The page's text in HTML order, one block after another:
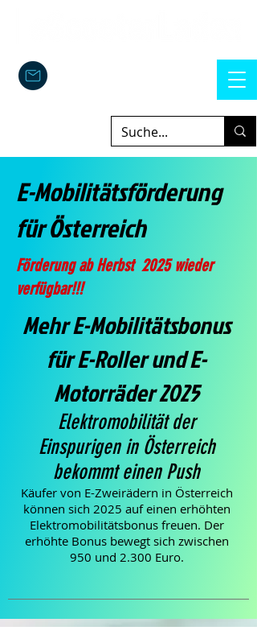
E-Mobilitätsförderung
für Österreich
Förderung ab Herbst 2025 wieder
verfügbar!!!
Mehr E-Mobilitätsbonus
für E-Roller und E-
Motorräder 2025
Elektromobilität der
Einspurigen in Österreich
bekommt einen Push
Käufer von E-Zweirädern in Österreich
können sich 2025 auf einen erhöhten
Elektromobilitätsbonus freuen. Der
erhöhte Bonus bewegt sich zwischen
950 und 2.300 Euro.